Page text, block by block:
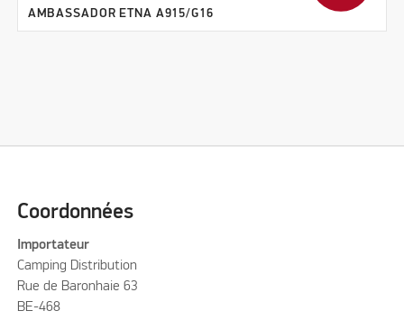
AMBASSADOR ETNA A915/G16
Coordonnées
Importateur
Camping Distribution
Rue de Baronhaie 63
BE-468